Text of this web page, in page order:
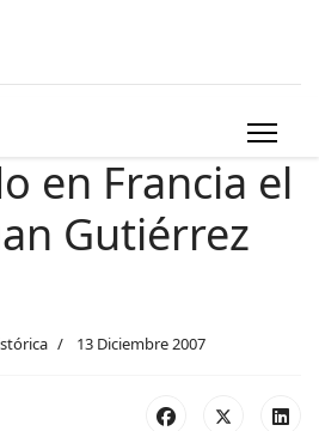
en Francia el
Gutiérrez
13 Diciembre 2007